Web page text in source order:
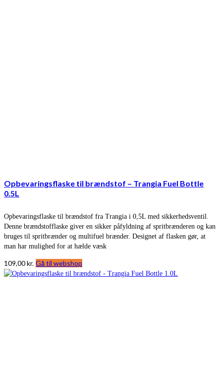
Opbevaringsflaske til brændstof – Trangia Fuel Bottle
0.5L
Opbevaringsflaske til brændstof fra Trangia i 0,5L med sikkerhedsventil.
Denne brændstofflaske giver en sikker påfyldning af spritbrænderen og kan
bruges til spritbrænder og multifuel brænder. Designet af flasken gør, at
man har mulighed for at hælde væsk
109,00kr. Gå til webshop